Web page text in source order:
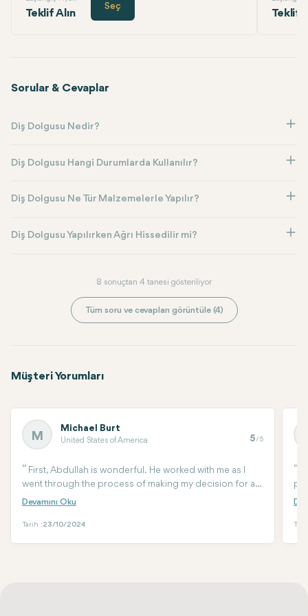
Teklif Alın
Seç
Teklif
Sorular & Cevaplar
Diş Dolgusu Nedir?
Diş Dolgusu Hangi Durumlarda Kullanılır?
Diş Dolgusu Ne Tür Malzemelerle Yapılır?
Diş Dolgusu Yapılırken Ağrı Hissedilir mi?
8 sonuçtan 4 tanesi gösteriliyor
Tüm soru ve cevapları görüntüle (4)
Müşteri Yorumları
M
Michael Burt
United States of America 5/5
First, Abdullah is wonderful. He worked with me as I
went through the process of making my decision for a
full mouth all on 6 treatment. The results are beyond all
was quite a trip and worth it. Dr. Ziya Seferli is amazing,
Tarih :23/10/2024